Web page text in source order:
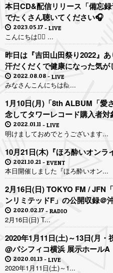
本日CD&配信リリース「備忘
でたくさん聴いてください🎧
2023.05.17 LIVE
こんにちは🙋‍♀️ ...
昨日は『吉田山田祭り2022』
汗だくだくで健康になった気が
2022.08.08 LIVE
みなさんこんにちは🙋‍...
1月10日(月)「8th ALBUM「愛
念してタワーレコード購入者対
2022.01.11 LIVE
明けましておめでとうございます...
10月21日(木)『ほろ酔いオンラ
2021.10.21 EVENT
本日開催しました『ほろ酔いオン...
2月16日(日) TOKYO FM / JFN
ンリミテッドF」の公開収録＠
2020.02.17 RADIO
2月16日(日) T...
2020年1月11日(土)～13日(月・
@パシフィコ横浜 展示ホールA
2020.01.13 LIVE
2020年1月11日(土)～1...